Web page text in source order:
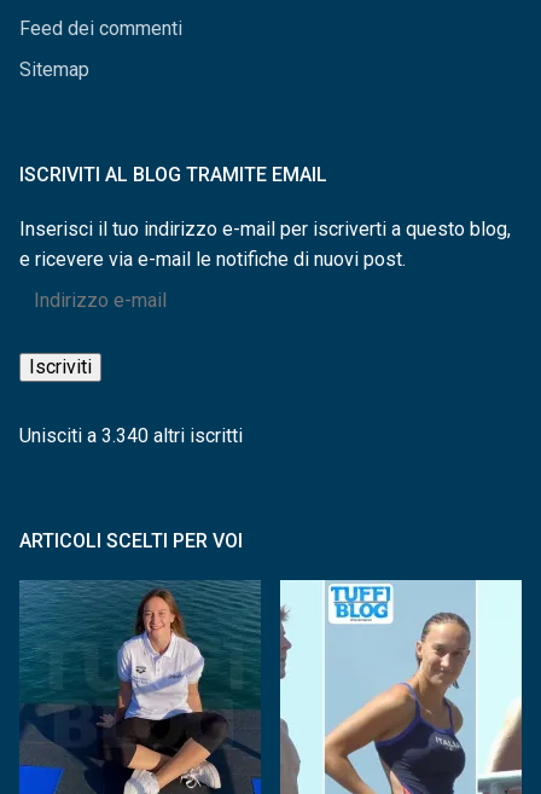
Feed dei commenti
Sitemap
ISCRIVITI AL BLOG TRAMITE EMAIL
Inserisci il tuo indirizzo e-mail per iscriverti a questo blog,
e ricevere via e-mail le notifiche di nuovi post.
Indirizzo
mail
Iscriviti
Unisciti a 3.340 altri iscritti
ARTICOLI SCELTI PER VOI